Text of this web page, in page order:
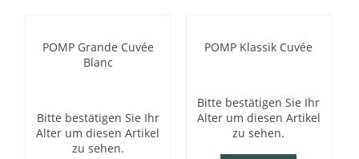
POMP Grande Cuvée
Blanc
Bitte bestätigen Sie Ihr
Alter um diesen Artikel
zu sehen.
POMP Klassik Cuvée
Bitte bestätigen Sie Ihr
Alter um diesen Artikel
zu sehen.